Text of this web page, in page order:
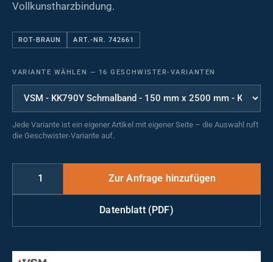
Vollkunstharzbindung.
ROT-BRAUN ART.-NR. 742661
VARIANTE WÄHLEN — 16 GESCHWISTER-VARIANTEN
Jede Variante ist ein eigener Artikel mit eigener Seite – die Auswahl ruft
die Geschwister-Variante auf.
Datenblatt (PDF)